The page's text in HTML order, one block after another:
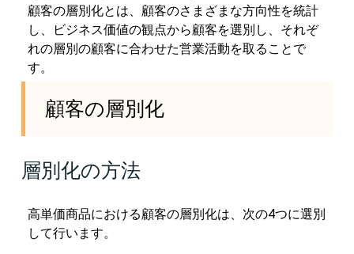
顧客の層別化とは、顧客のさまざまな方向性を統計
し、ビジネス価値の観点から顧客を選別し、それぞ
れの層別の顧客に合わせた営業活動を取ることで
す。
顧客の層別化
層別化の方法
高単価商品における顧客の層別化は、次の4つに選別
して行います。